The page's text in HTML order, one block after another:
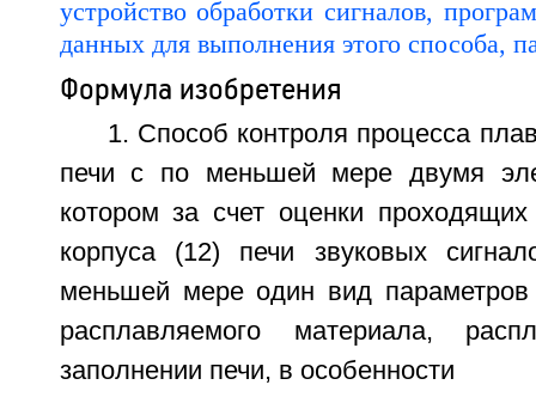
Формула изобретения
1. Способ контроля процесса
печи с по меньшей мере двумя
котором за счет оценки проходящих
корпуса (12) печи звуковых
меньшей мере один вид параметров
расплавляемого материала,
заполнении печи, в особенности